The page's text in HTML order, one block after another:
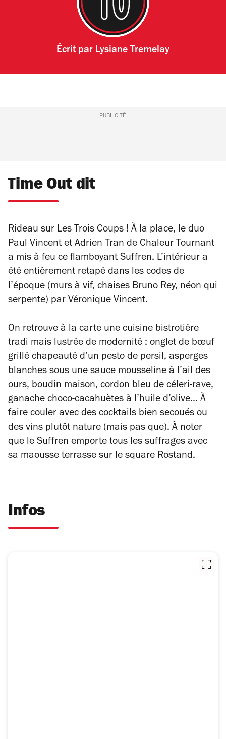
Écrit par Lysiane Tremelay
PUBLICITÉ
Time Out dit
Rideau sur Les Trois Coups ! À la place, le duo
Paul Vincent et Adrien Tran de Chaleur Tournant
a mis à feu ce flamboyant Suffren. L’intérieur a
été entièrement retapé dans les codes de
l’époque (murs à vif, chaises Bruno Rey, néon qui
serpente) par Véronique Vincent.
On retrouve à la carte une cuisine bistrotière
tradi mais lustrée de modernité : onglet de bœuf
grillé chapeauté d’un pesto de persil, asperges
blanches sous une sauce mousseline à l’ail des
ours, boudin maison, cordon bleu de céleri-rave,
ganache choco-cacahuètes à l’huile d’olive… À
faire couler avec des cocktails bien secoués ou
des vins plutôt nature (mais pas que). À noter
que le Suffren emporte tous les suffrages avec
sa maousse terrasse sur le square Rostand.
Infos